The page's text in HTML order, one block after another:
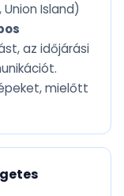
Island)
az időjárási
mielőtt